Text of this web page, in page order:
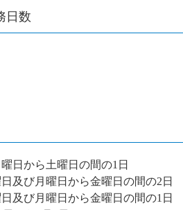
日数
日から土曜日の間の1日
月曜日から金曜日の間の2日
月曜日から金曜日の間の1日